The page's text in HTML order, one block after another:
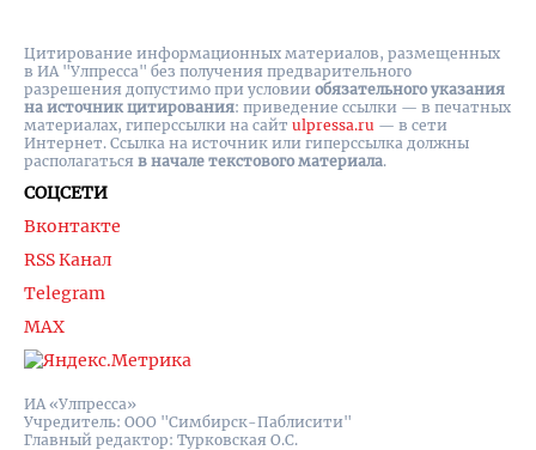
ИА «Улпресса»
Учредитель: ООО "Симбирск-Паблисити"
Главный редактор: Турковская О.С.
СОЦСЕТИ
Вконтакте
RSS Канал
Telegram
MAX
Цитирование информационных материалов, размещенных
в ИА "Улпресса" без получения предварительного
разрешения допустимо при условии обязательного указания
на источник цитирования: приведение ссылки — в печатных
материалах, гиперссылки на cайт ulpressa.ru — в сети
Интернет. Ссылка на источник или гиперссылка должны
располагаться в начале текстового материала.